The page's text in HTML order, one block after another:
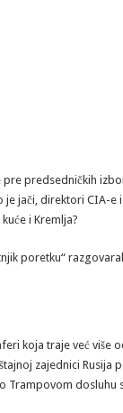
pre predsedničkih
jači, direktori CIA-e
i Kremlja?
poretku“
koja traje već više
zajednici Rusija
dosluhu